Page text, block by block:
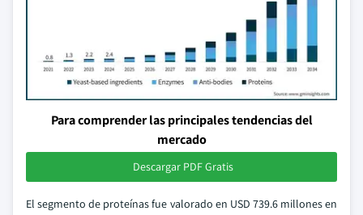
Para comprender las principales tendencias del
mercado
Descargar PDF Gratis
El segmento de proteínas fue valorado en USD 739.6 millones en